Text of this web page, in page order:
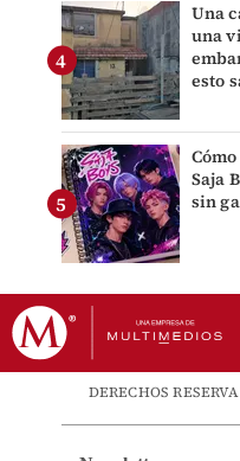
Una
una
esto
Saja
sin
DERECHOS